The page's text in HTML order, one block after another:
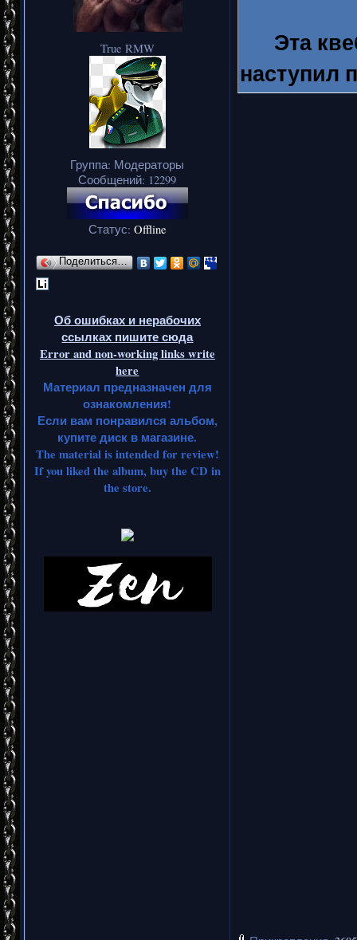
True RMW
Группа: Модераторы
Сообщений: 12299
Статус: Offline
Поделиться…
Об ошибках и нерабочих
ссылках пишите сюда
Error and non-working links write
here
Материал предназначен для
ознакомления!
Если вам понравился альбом,
купите диск в магазине.
The material is intended for review!
If you liked the album, buy the CD in
the store.
Эта
наступил
как